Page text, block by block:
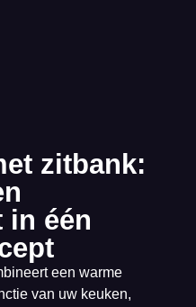
zitbank:
één
een warme
van uw keuken,